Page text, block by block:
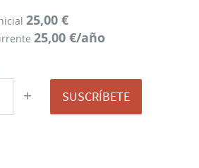
25,00 €
25,00 €/año
+ SUSCRÍBETE